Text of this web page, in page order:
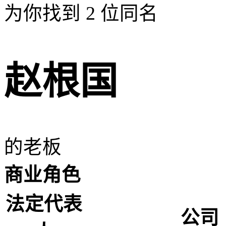
为你找到 2 位同名
赵根国
的老板
商业角色
法定代表
公司